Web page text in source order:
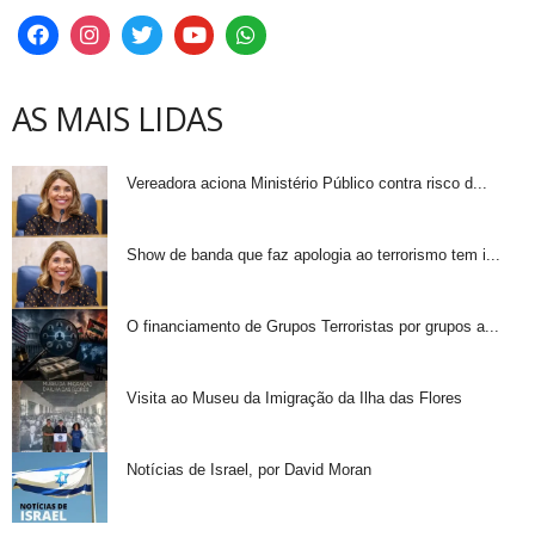
AS MAIS LIDAS
Vereadora aciona Ministério Público contra risco d...
Show de banda que faz apologia ao terrorismo tem i...
O financiamento de Grupos Terroristas por grupos a...
Visita ao Museu da Imigração da Ilha das Flores
Notícias de Israel, por David Moran